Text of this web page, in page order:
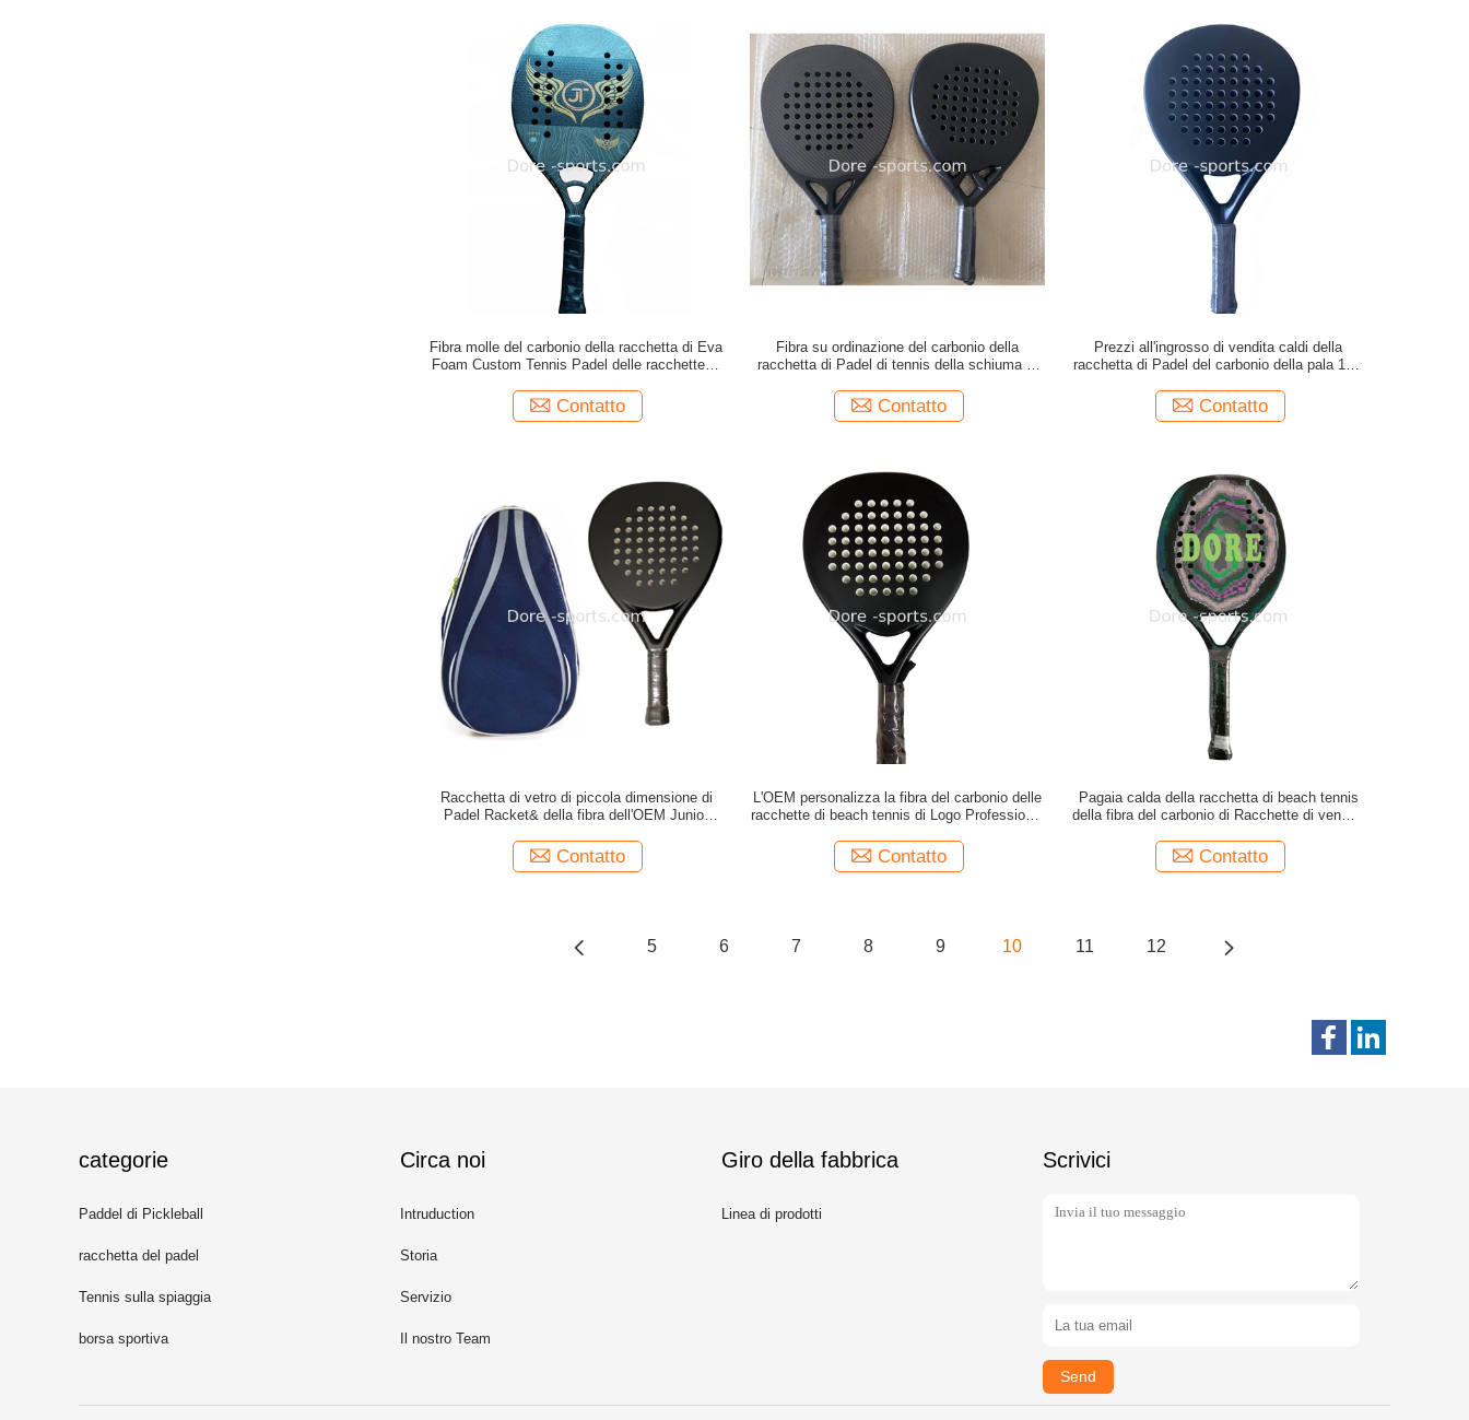
Fibra molle del carbonio della racchetta di Eva
Foam Custom Tennis Padel delle racchette di
Contatto
Fibra su ordinazione del carbonio della
racchetta di Padel di tennis della schiuma di
fabbricazione
Contatto
Prezzi all'ingrosso di vendita caldi della
racchetta di Padel del carbonio della pala 18K
dell'OEM migliori con personalizzazione
Contatto
Racchetta di vetro di piccola dimensione di
Padel Racket& della fibra dell'OEM Junior
dei bambini
Contatto
L'OEM personalizza la fibra del carbonio delle
racchette di beach tennis di Logo Professional
Contatto
Pagaia calda della racchetta di beach tennis
della fibra del carbonio di Racchette di vendite
il migliore beach tennis
Contatto
5 6 7 8 9 10 11 12
categorie
Paddel di Pickleball
racchetta del padel
Tennis sulla spiaggia
borsa sportiva
Circa noi
Intruduction
Storia
Servizio
Il nostro Team
Giro della fabbrica
Linea di prodotti
Scrivici
Send